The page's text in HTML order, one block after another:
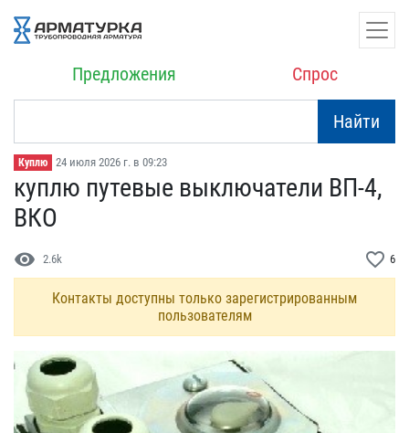
Предложения Спрос
Найти
Куплю 24 июля 2026 г. в 09:23
куплю путевые выключател​и ВП-4,
ВКО
visibility 2.6k favorite_border 6
Контакты доступны только зарегистрированным
пользователям